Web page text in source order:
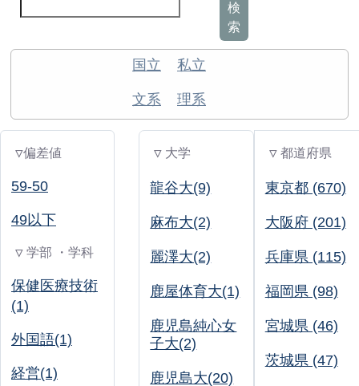
検
索
国立 私立
文系 理系
▽偏差値
59-50
49以下
▽ 学部 ・学科
保健医療技術
(1)
外国語(1)
経営(1)
▽ 大学
龍谷大(9)
麻布大(2)
麗澤大(2)
鹿屋体育大(1)
鹿児島純心女
子大(2)
鹿児島大(20)
▽ 都道府県
東京都 (670)
大阪府 (201)
兵庫県 (115)
福岡県 (98)
宮城県 (46)
茨城県 (47)